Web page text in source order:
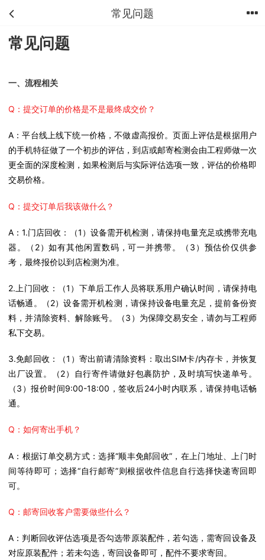
常见问题
常见问题
一、流程相关
Q：提交订单的价格是不是最终成交价？
A：平台线上线下统一价格，不做虚高报价。页面上评估是根据用户
的手机特征做了一个初步的评估，到店或邮寄检测会由工程师做一次
更全面的深度检测，如果检测后与实际评估选项一致，评估的价格即
交易价格。
Q：提交订单后我该做什么？
A：1.门店回收：
（1）设备需开机检测，请保持电量充足或携带充电
器。（2）如有其他闲置数码，可一并携带。（3）预估价仅供参
考，最终报价以到店检测为准。
2.上门回收：
（1）下单后工作人员将联系用户确认时间，请保持电
话畅通。（2）设备需开机检测，请保持设备电量充足，提前备份资
料，并清除资料、解除账号。（3）为保障交易安全，请勿与工程师
私下交易。
3.免邮回收：
（1）寄出前请清除资料：取出SIM卡/内存卡，并恢复
出厂设置。（2）自行寄件请做好包裹防护，及时填写快递单号。
（3）报价时间9:00-18:00，签收后24小时内联系，请保持电话畅
通。
Q：如何寄出手机？
A：根据订单交易方式：选择“顺丰免邮回收”，在上门地址、上门时
间等待即可；选择“自行邮寄”则根据收件信息自行选择快递寄回即
可。
Q：邮寄回收客户需要做些什么？
A： 判断回收评估选项是否勾选带原装配件，若勾选，需寄回设备及
对应原装配件；若未勾选，寄回设备即可，配件不要求寄回。